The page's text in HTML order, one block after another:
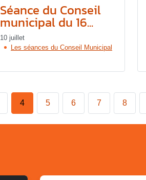
Séance du Conseil
municipal du 16...
10 juillet
Les séances du Conseil Municipal
4 5 6 7 8